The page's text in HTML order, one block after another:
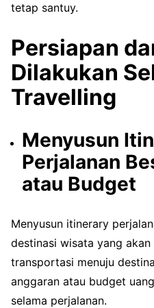
tetap santuy.
Persiapan
Dilakukan
Travelling
Menyusun
Perjalanan
atau Budget
Menyusun itinerary
destinasi wisata yang
transportasi menuju
anggaran atau budget
selama perjalanan.